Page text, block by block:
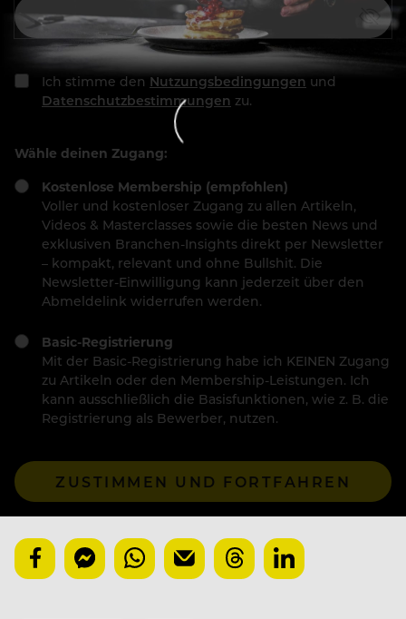
Ich stimme den Nutzungsbedingungen und
Datenschutzbestimmungen zu.
Wähle deinen Zugang:
Kostenlose Membership (empfohlen)
Voller und kostenloser Zugang zu allen Artikeln,
Videos & Masterclasses sowie die besten News und
exklusiven Branchen-Insights direkt per Newsletter
– kompakt, relevant und ohne Bullshit. Die
Newsletter-Einwilligung kann jederzeit über den
Abmeldelink widerrufen werden.
Basic-Registrierung
Mit der Basic-Registrierung habe ich KEINEN Zugang
zu Artikeln oder den Membership-Leistungen. Ich
kann ausschließlich die Basisfunktionen, wie z. B. die
Registrierung als Bewerber, nutzen.
ZUSTIMMEN UND FORTFAHREN